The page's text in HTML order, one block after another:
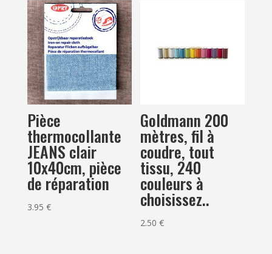
Pièce
thermocollante
JEANS clair
10x40cm, pièce
de réparation
3.95 €
Goldmann 200
mètres, fil à
coudre, tout
tissu, 240
couleurs à
choisissez..
2.50€